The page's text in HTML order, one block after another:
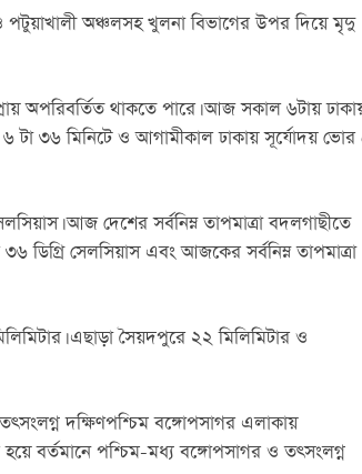
পটুয়াখালী অঞ্চলসহ খুলনা বিভাগের উপর দিয়ে মৃদু
অপরিবর্তিত থাকতে পারে। আজ সকাল ৬টায়
৬ টা ৩৬ মিনিটে ও আগামীকাল ঢাকায় সূর্যোদয়
আজ দেশের সর্বনিম্ন তাপমাত্রা বদলগাছীতে
ডিগ্রি সেলসিয়াস এবং আজকের সর্বনিম্ন তাপমাত্রা
এছাড়া সৈয়দপুরে ২২ মিলিমিটার ও
দক্ষিণপশ্চিম বঙ্গোপসাগর এলাকায়
বর্তমানে পশ্চিম-মধ্য বঙ্গোপসাগর ও তৎসংলগ্ন